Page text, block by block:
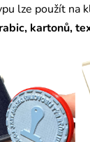
lze použít na
kartonů,